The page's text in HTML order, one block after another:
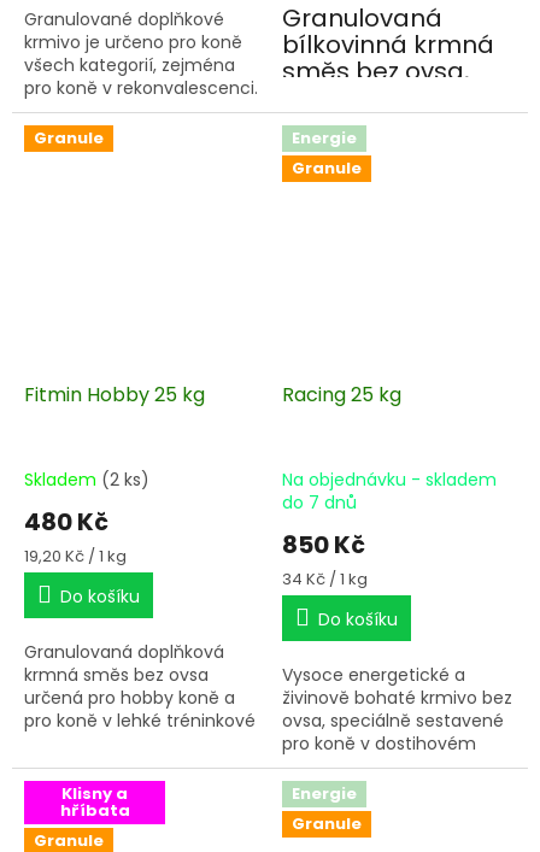
Granulované doplňkové
krmivo je určeno pro koně
všech kategorií, zejména
pro koně v rekonvalescenci.
Podporuje zlepšení celkové
kondice a kvalitní
nasvalení.
Granulovaná
bílkovinná krmná
směs bez ovsa,
kamenem pro
sestavení denní
krmné dávky pro
Granule
Fitmin Hobby 25 kg
Skladem (2 ks)
480 Kč
Měrná
cena:
19,20 Kč / 1 kg
Do košíku
Granulovaná doplňková
krmná směs bez ovsa
určená pro hobby koně a
pro koně v lehké tréninkové
Energie
Granule
Racing 25 kg
Na objednávku - skladem
do 7 dnů
850 Kč
Měrná
cena:
34 Kč / 1 kg
Do košíku
Vysoce energetické a
živinově bohaté krmivo bez
ovsa, speciálně sestavené
pro koně v dostihovém
tréninku
Klisny a
hříbata
Granule
Energie
Granule